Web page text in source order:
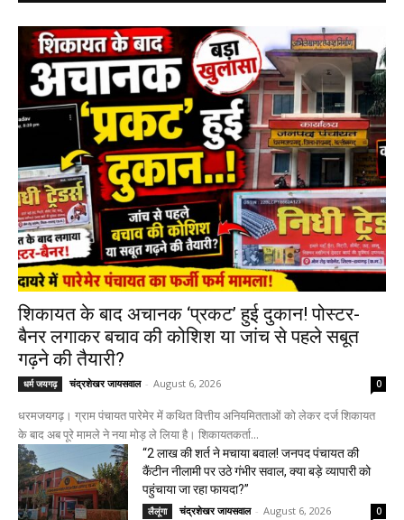
शिकायत के बाद अचानक ‘प्रकट’ हुई दुकान! पोस्टर-
बैनर लगाकर बचाव की कोशिश या जांच से पहले सबूत
गढ़ने की तैयारी?
धर्म जयगढ़ चंद्रशेखर जायसवाल - August 6, 2026 0
धरमजयगढ़। ग्राम पंचायत पारेमेर में कथित वित्तीय अनियमितताओं को लेकर दर्ज शिकायत
के बाद अब पूरे मामले ने नया मोड़ ले लिया है। शिकायतकर्ता...
“2 लाख की शर्त ने मचाया बवाल! जनपद पंचायत की
कैंटीन नीलामी पर उठे गंभीर सवाल, क्या बड़े व्यापारी को
पहुंचाया जा रहा फायदा?”
लैलूंगा चंद्रशेखर जायसवाल - August 6, 2026 0